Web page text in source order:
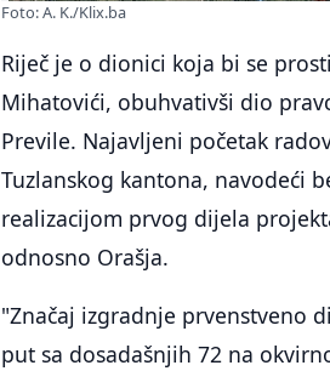
Foto: A. K./Klix.ba
Riječ je o dionici koja bi se
Mihatovići, obuhvativši dio
Previle. Najavljeni početak
Tuzlanskog kantona, navodeći
realizacijom prvog dijela
odnosno Orašja.
"Značaj izgradnje prvenstveno
put sa dosadašnjih 72 na